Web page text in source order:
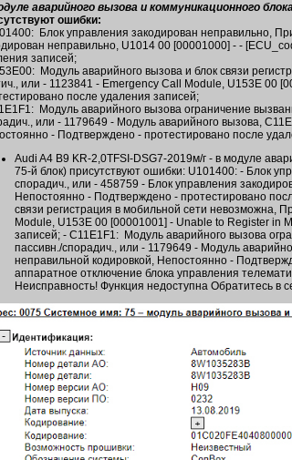
аварийного вызова и коммуникационного
ошибки:
Блок управления закодирован неправильно,
неправильно, U1014 00 [00001000] - -
записей;
Модуль аварийного вызова и блок связи
или - 1123841 - Emergency Call Module, U153E 00
после удаления записей;
Модуль аварийного вызова ограничение
или - 1179649 - Модуль аварийного вызова,
- Подтверждено - протестировано после
Audi A4 B9 KR-2,0TFSI-DSG7-2019м/г - в модуле
75-й блок) присутствуют ошибки: U101400: - Блок
спорадич., или - 458759 - Блок управления
Непостоянно - Подтверждено - протестировано
связи регистрация в мобильной сети невозможна,
Module, U153E 00 [00001001] - Unable to Register in
записей; - C11E1F1: Модуль аварийного вызова
пассивн./спорадич., или - 1179649 - Модуль
неправильной кодировкой, Непостоянно -
аппаратное отключение блока управления
Неисправность! Функция недоступна Обратитесь в